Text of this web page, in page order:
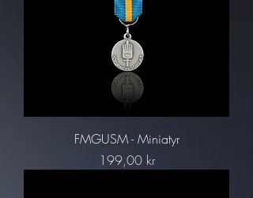
FMGUSM - Miniatyr
Pris
199,00 kr